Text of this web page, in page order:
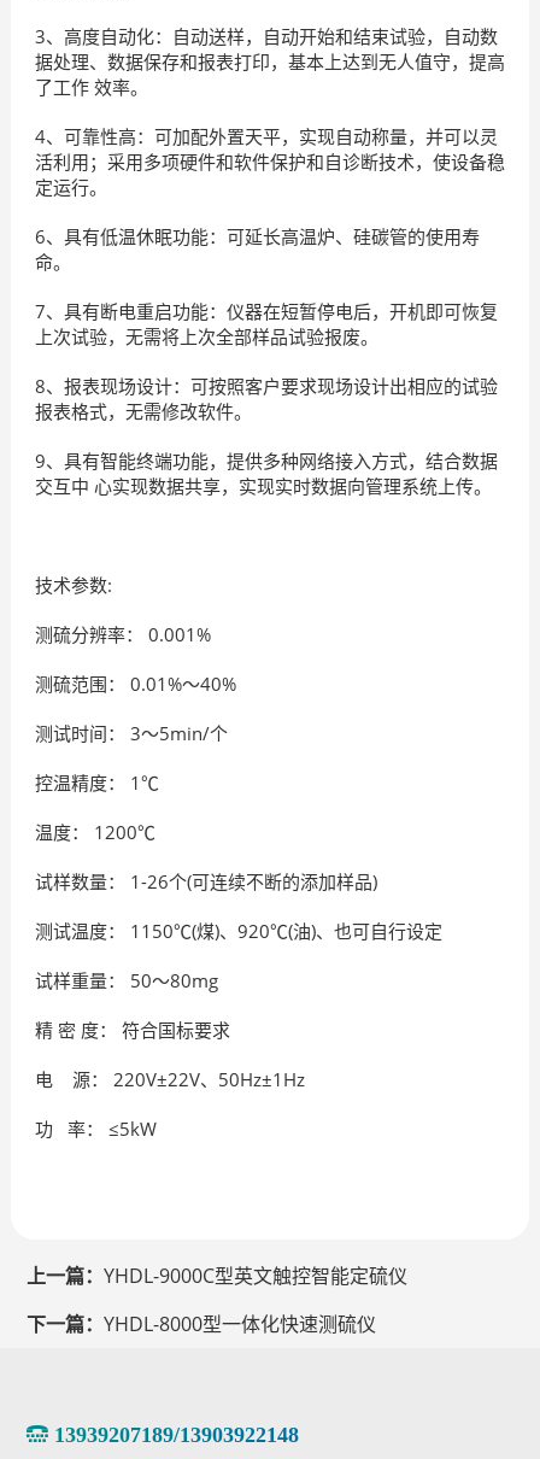
3、高度自动化：自动送样，自动开始和结束试验，自动数
据处理、数据保存和报表打印，基本上达到无人值守，提高
了工作 效率。
4、可靠性高：可加配外置天平，实现自动称量，并可以灵
活利用；采用多项硬件和软件保护和自诊断技术，使设备稳
定运行。
6、具有低温休眠功能：可延长高温炉、硅碳管的使用寿
命。
7、具有断电重启功能：仪器在短暂停电后，开机即可恢复
上次试验，无需将上次全部样品试验报废。
8、报表现场设计：可按照客户要求现场设计出相应的试验
报表格式，无需修改软件。
9、具有智能终端功能，提供多种网络接入方式，结合数据
交互中 心实现数据共享，实现实时数据向管理系统上传。
技术参数:
测硫分辨率： 0.001%
测硫范围： 0.01%～40%
测试时间： 3～5min/个
控温精度： 1℃
温度： 1200℃
试样数量： 1-26个(可连续不断的添加样品)
测试温度： 1150℃(煤)、920℃(油)、也可自行设定
试样重量： 50～80mg
精 密 度： 符合国标要求
电 源： 220V±22V、50Hz±1Hz
功 率： ≤5kW
上一篇：YHDL-9000C型英文触控智能定硫仪
下一篇：YHDL-8000型一体化快速测硫仪
13939207189/13903922148